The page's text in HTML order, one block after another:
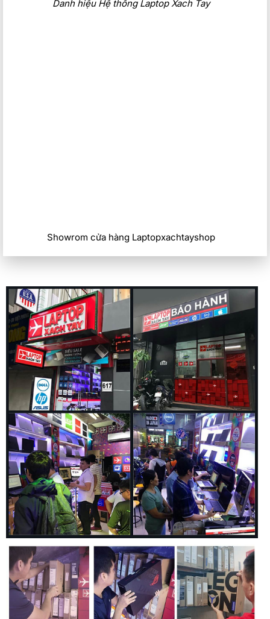
Danh hiệu Hệ thống Laptop Xach Tay
Showrom cửa hàng Laptopxachtayshop